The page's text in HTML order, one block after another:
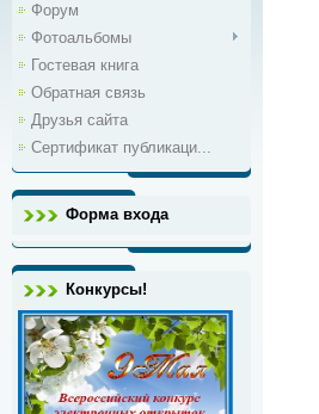
Форум
Фотоальбомы
Гостевая книга
Обратная связь
Друзья сайта
Сертификат публикаци...
Форма входа
Конкурсы!